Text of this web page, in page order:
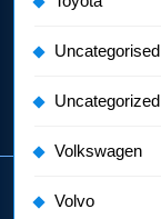
Uncategorised
Uncategorized
Volkswagen
Volvo